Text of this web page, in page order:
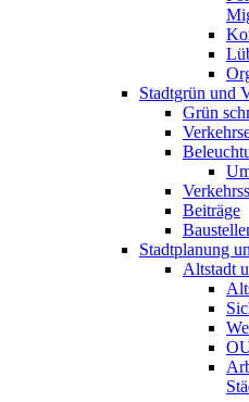
Stadtgrün und
Grün
Beiträge
Stadtplanung
Altstadt